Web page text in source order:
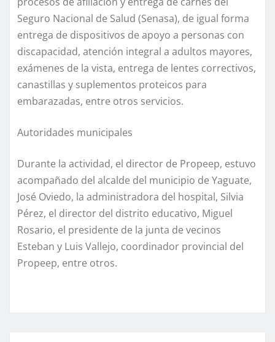
Seguro Nacional de Salud (Senasa), de igual forma
entrega de dispositivos de apoyo a personas con
discapacidad, atención integral a adultos mayores,
exámenes de la vista, entrega de lentes correctivos,
canastillas y suplementos proteicos para
embarazadas, entre otros servicios.
Autoridades municipales
Durante la actividad, el director de Propeep, estuvo
acompañado del alcalde del municipio de Yaguate,
José Oviedo, la administradora del hospital, Silvia
Pérez, el director del distrito educativo, Miguel
Rosario, el presidente de la junta de vecinos
Esteban y Luis Vallejo, coordinador provincial del
Propeep, entre otros.